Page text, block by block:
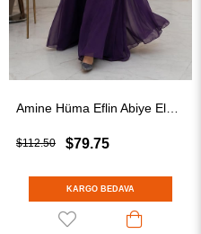
$79.75
$112.50
KARGO BEDAVA